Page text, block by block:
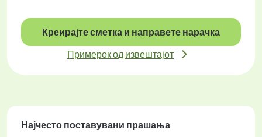
Креирајте сметка и направете нарачка
Примерок од извештајот
Најчесто поставувани прашања